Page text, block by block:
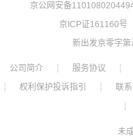
京公网安备
京ICP证161160号
新出发京零字
公司简介 ┊ 服务协议 ┊
┊
权利保护投诉指引 ┊ 联系
┊
未